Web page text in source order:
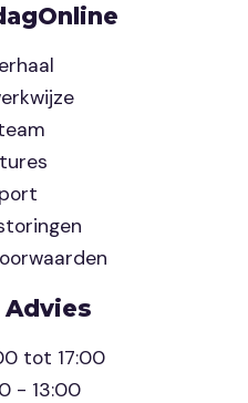
Advies
tot 17:00
- 13:00